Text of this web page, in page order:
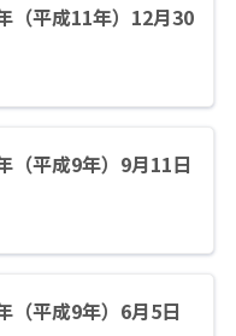
（平成11年）12月30
（平成9年）9月11日
（平成9年）6月5日